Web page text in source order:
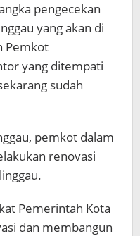
pengecekan
yang akan di
Pemkot
yang ditempati
sudah
pemkot dalam
renovasi
Pemerintah Kota
dan membangun